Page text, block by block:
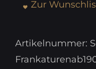
Zur
Artikelnummer: